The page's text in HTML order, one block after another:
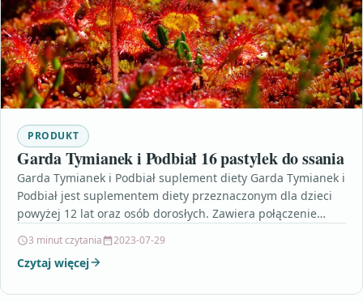
PRODUKT
Garda Tymianek i Podbiał 16 pastylek do ssania
Garda Tymianek i Podbiał suplement diety Garda Tymianek i
Podbiał jest suplementem diety przeznaczonym dla dzieci
powyżej 12 lat oraz osób dorosłych. Zawiera połączenie
3 minut czytania 2023-07-29
Czytaj więcej